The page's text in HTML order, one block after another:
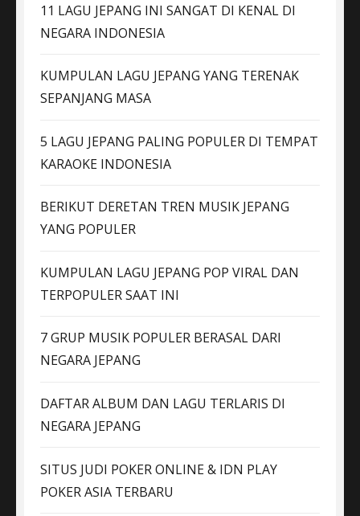
11 LAGU JEPANG INI SANGAT DI KENAL DI
NEGARA INDONESIA
KUMPULAN LAGU JEPANG YANG TERENAK
SEPANJANG MASA
5 LAGU JEPANG PALING POPULER DI TEMPAT
KARAOKE INDONESIA
BERIKUT DERETAN TREN MUSIK JEPANG
YANG POPULER
KUMPULAN LAGU JEPANG POP VIRAL DAN
TERPOPULER SAAT INI
7 GRUP MUSIK POPULER BERASAL DARI
NEGARA JEPANG
DAFTAR ALBUM DAN LAGU TERLARIS DI
NEGARA JEPANG
SITUS JUDI POKER ONLINE & IDN PLAY
POKER ASIA TERBARU